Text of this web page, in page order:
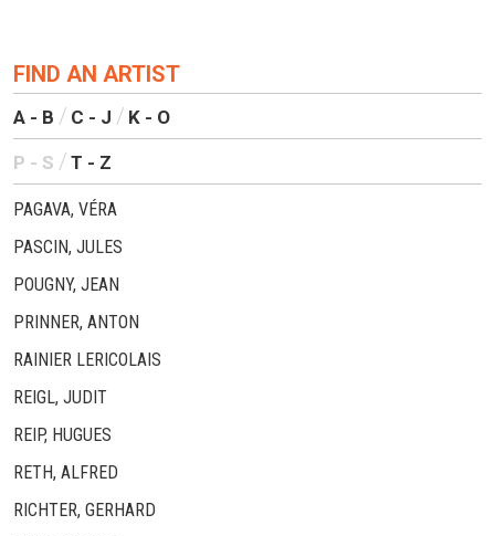
FIND AN ARTIST
A - B C - J K - O
P - S T - Z
PAGAVA, VÉRA
PASCIN, JULES
POUGNY, JEAN
PRINNER, ANTON
RAINIER LERICOLAIS
REIGL, JUDIT
REIP, HUGUES
RETH, ALFRED
RICHTER, GERHARD